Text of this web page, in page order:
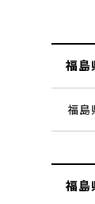
福島
福島
福島